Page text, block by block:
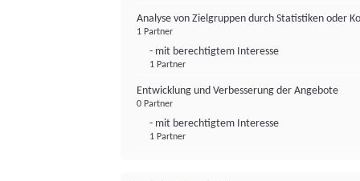
Analyse von Zielgruppen durch Statistiken oder
1 Partner
- mit berechtigtem Interesse
1 Partner
Entwicklung und Verbesserung der Angebote
0 Partner
- mit berechtigtem Interesse
1 Partner